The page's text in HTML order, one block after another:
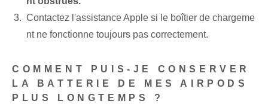
Contactez l'assistance Apple si le boîtier de chargeme
nt ne fonctionne toujours pas correctement.
COMMENT PUIS-JE CONSERVER
LA BATTERIE DE MES AIRPODS
PLUS LONGTEMPS ?